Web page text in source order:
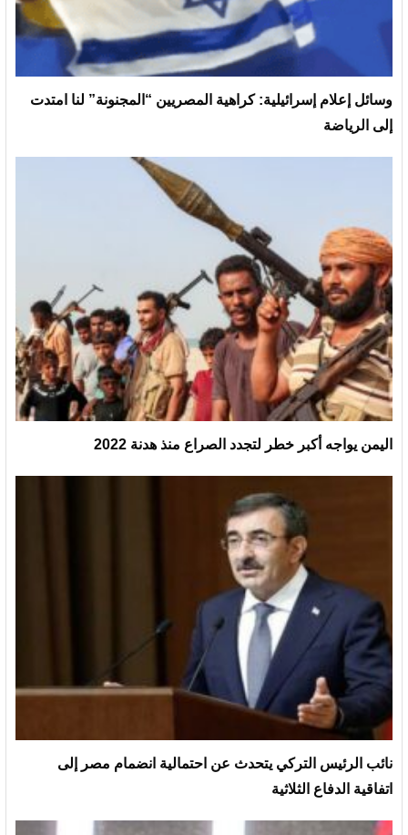
وسائل إعلام إسرائيلية: كراهية المصريين “المجنونة” لنا امتدت
إلى الرياضة
اليمن يواجه أكبر خطر لتجدد الصراع منذ هدنة 2022
نائب الرئيس التركي يتحدث عن احتمالية انضمام مصر إلى
اتفاقية الدفاع الثلاثية